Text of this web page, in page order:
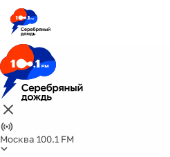
Москва 100.1 FM